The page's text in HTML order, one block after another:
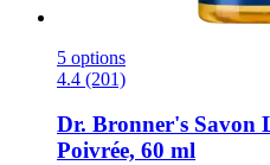
5 options
4.4 (201)
Dr. Bronner's Savon
Poivrée, 60 ml